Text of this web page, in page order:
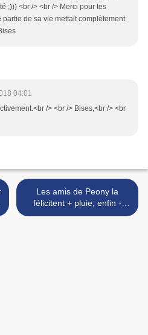
;))) <br /> <br /> Merci pour tes
de sa vie mettait complètement
04:01
/> <br /> Bises,<br /> <br
Les amis de Peony la
félicitent + pluie, enfin -
Peony's friends